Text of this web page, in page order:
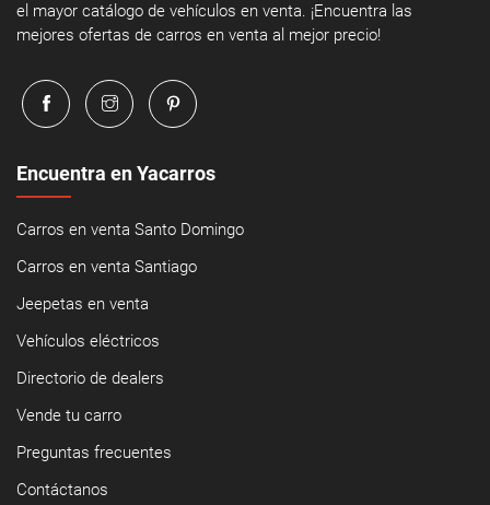
el mayor catálogo de vehículos en venta. ¡Encuentra las
mejores ofertas de carros en venta al mejor precio!
Encuentra en Yacarros
Carros en venta Santo Domingo
Carros en venta Santiago
Jeepetas en venta
Vehículos eléctricos
Directorio de dealers
Vende tu carro
Preguntas frecuentes
Contáctanos